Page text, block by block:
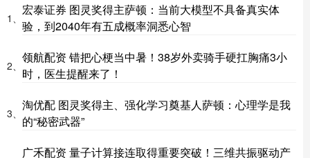
1、
宏泰证券 图灵奖得主萨顿：当前大模型不具备真实体
验，到2040年有五成概率洞悉心智
2、
领航配资 错把心梗当中暑！38岁外卖骑手硬扛胸痛3小
时，医生提醒来了！
3、
淘优配 图灵奖得主、强化学习奠基人萨顿：心理学是我
的“秘密武器”
广禾配资 量子计算接连取得重要突破！三维共振驱动产